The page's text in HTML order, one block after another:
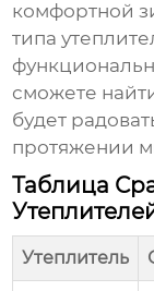
комфортной
типа
сможете
будет
протяжении
Таблица
Утеплитель